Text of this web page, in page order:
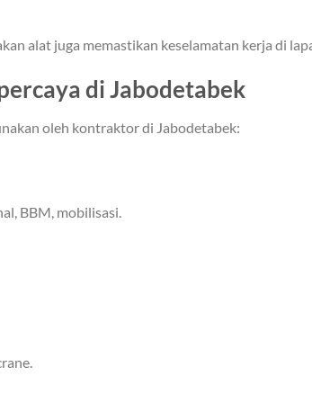
alat juga memastikan keselamatan kerja di
di Jabodetabek
oleh kontraktor di Jabodetabek:
BBM, mobilisasi.